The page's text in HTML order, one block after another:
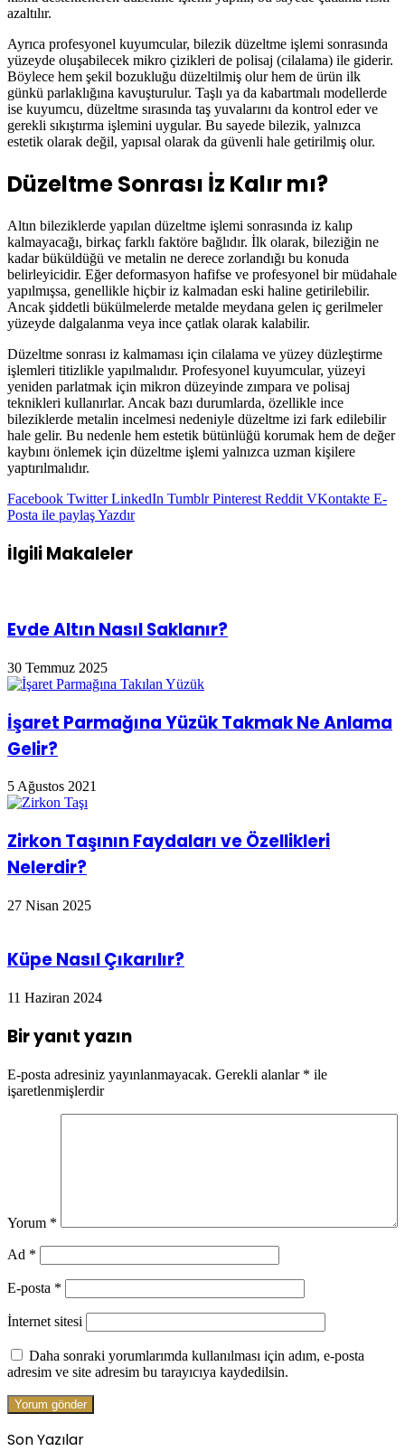
azaltılır.
Ayrıca profesyonel kuyumcular, bilezik düzeltme işlemi sonrasında
yüzeyde oluşabilecek mikro çizikleri de polisaj (cilalama) ile giderir.
Böylece hem şekil bozukluğu düzeltilmiş olur hem de ürün ilk
günkü parlaklığına kavuşturulur. Taşlı ya da kabartmalı modellerde
ise kuyumcu, düzeltme sırasında taş yuvalarını da kontrol eder ve
gerekli sıkıştırma işlemini uygular. Bu sayede bilezik, yalnızca
estetik olarak değil, yapısal olarak da güvenli hale getirilmiş olur.
Düzeltme Sonrası İz Kalır mı?
Altın bileziklerde yapılan düzeltme işlemi sonrasında iz kalıp
kalmayacağı, birkaç farklı faktöre bağlıdır. İlk olarak, bileziğin ne
kadar büküldüğü ve metalin ne derece zorlandığı bu konuda
belirleyicidir. Eğer deformasyon hafifse ve profesyonel bir müdahale
yapılmışsa, genellikle hiçbir iz kalmadan eski haline getirilebilir.
Ancak şiddetli bükülmelerde metalde meydana gelen iç gerilmeler
yüzeyde dalgalanma veya ince çatlak olarak kalabilir.
Düzeltme sonrası iz kalmaması için cilalama ve yüzey düzleştirme
işlemleri titizlikle yapılmalıdır. Profesyonel kuyumcular, yüzeyi
yeniden parlatmak için mikron düzeyinde zımpara ve polisaj
teknikleri kullanırlar. Ancak bazı durumlarda, özellikle ince
bileziklerde metalin incelmesi nedeniyle düzeltme izi fark edilebilir
hale gelir. Bu nedenle hem estetik bütünlüğü korumak hem de değer
kaybını önlemek için düzeltme işlemi yalnızca uzman kişilere
yaptırılmalıdır.
Facebook Twitter LinkedIn Tumblr Pinterest Reddit VKontakte E-
Posta ile paylaşYazdır
İlgili Makaleler
Evde Altın Nasıl Saklanır?
30 Temmuz 2025
İşaret Parmağına Yüzük Takmak Ne Anlama
Gelir?
5 Ağustos 2021
Zirkon Taşının Faydaları ve Özellikleri
Nelerdir?
27 Nisan 2025
Küpe Nasıl Çıkarılır?
11 Haziran 2024
Bir yanıt yazın
E-posta adresiniz yayınlanmayacak. Gerekli alanlar * ile
işaretlenmişlerdir
Yorum *
Ad *
E-posta *
İnternet sitesi
Daha sonraki yorumlarımda kullanılması için adım, e-posta
adresim ve site adresim bu tarayıcıya kaydedilsin.
Son Yazılar